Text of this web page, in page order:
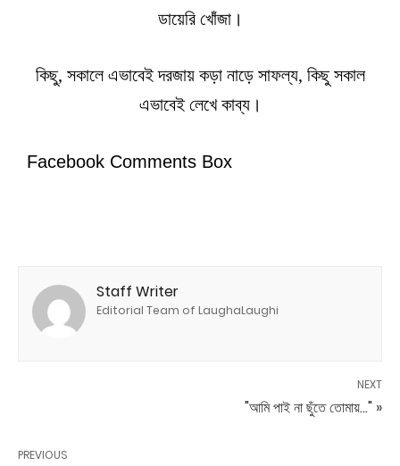
ডায়েরি খোঁজা।
কিছু, সকালে এভাবেই দরজায় কড়া নাড়ে সাফল্য, কিছু সকাল
এভাবেই লেখে কাব্য।
Facebook Comments Box
Staff Writer
Editorial Team of LaughaLaughi
NEXT
"আমি পাই না ছুঁতে তোমায়..." »
PREVIOUS